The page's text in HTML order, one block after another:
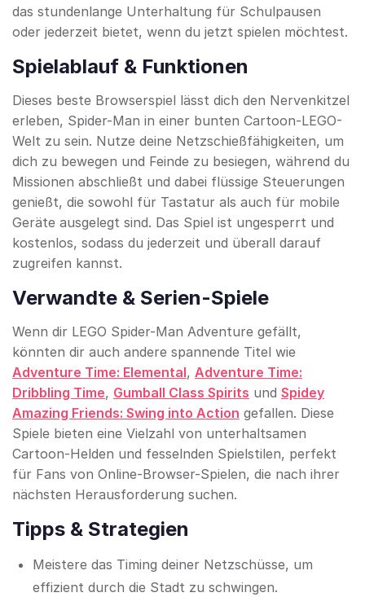
das stundenlange Unterhaltung für Schulpausen
oder jederzeit bietet, wenn du jetzt spielen möchtest.
Spielablauf & Funktionen
Dieses beste Browserspiel lässt dich den Nervenkitzel
erleben, Spider-Man in einer bunten Cartoon-LEGO-
Welt zu sein. Nutze deine Netzschießfähigkeiten, um
dich zu bewegen und Feinde zu besiegen, während du
Missionen abschließt und dabei flüssige Steuerungen
genießt, die sowohl für Tastatur als auch für mobile
Geräte ausgelegt sind. Das Spiel ist ungesperrt und
kostenlos, sodass du jederzeit und überall darauf
zugreifen kannst.
Verwandte & Serien-Spiele
Wenn dir LEGO Spider-Man Adventure gefällt,
könnten dir auch andere spannende Titel wie
Adventure Time: Elemental, Adventure Time:
Dribbling Time, Gumball Class Spirits und Spidey
Amazing Friends: Swing into Action gefallen. Diese
Spiele bieten eine Vielzahl von unterhaltsamen
Cartoon-Helden und fesselnden Spielstilen, perfekt
für Fans von Online-Browser-Spielen, die nach ihrer
nächsten Herausforderung suchen.
Tipps & Strategien
Meistere das Timing deiner Netzschüsse, um
effizient durch die Stadt zu schwingen.